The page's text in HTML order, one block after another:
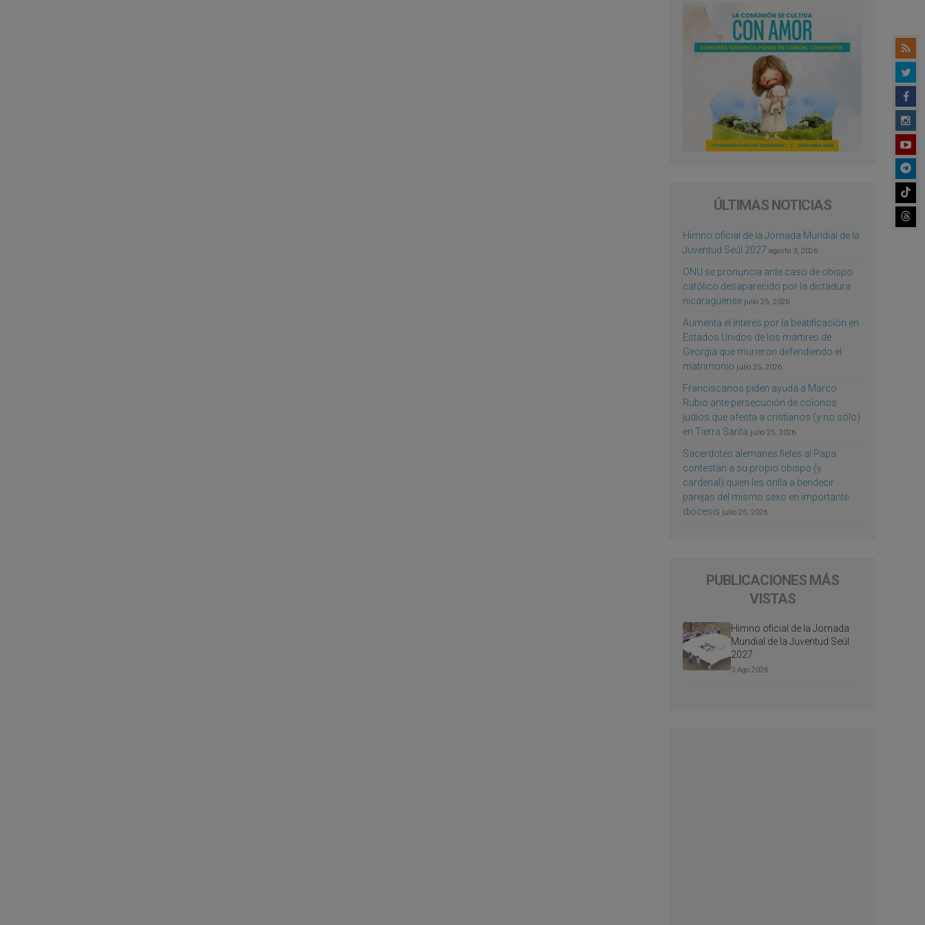
ÚLTIMAS NOTICIAS
Himno oficial de la Jornada Mundial de la
Juventud Seúl 2027 agosto 3, 2026
ONU se pronuncia ante caso de obispo
católico desaparecido por la dictadura
nicaragüense julio 25, 2026
Aumenta el interés por la beatificación en
Estados Unidos de los mártires de
Georgia que murieron defendiendo el
matrimonio julio 25, 2026
Franciscanos piden ayuda a Marco
Rubio ante persecución de colonos
judíos que afecta a cristianos (y no sólo)
en Tierra Santa julio 25, 2026
Sacerdotes alemanes fieles al Papa
contestan a su propio obispo (y
cardenal) quien les orilla a bendecir
parejas del mismo sexo en importante
diócesis julio 25, 2026
PUBLICACIONES MÁS
VISTAS
Himno oficial de la Jornada
Mundial de la Juventud Seúl
2027
3 Ago 2026